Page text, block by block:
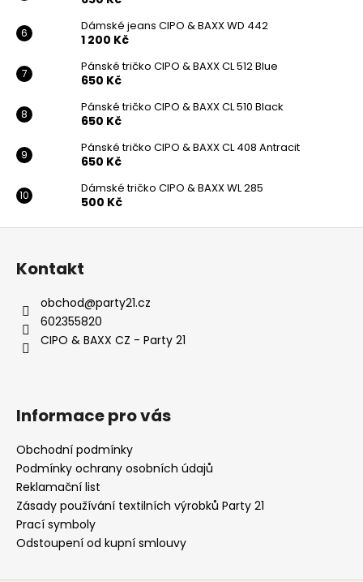
Dámské jeans CIPO & BAXX WD 442
1 200 Kč
Pánské tričko CIPO & BAXX CL 512 Blue
650 Kč
Pánské tričko CIPO & BAXX CL 510 Black
650 Kč
Pánské tričko CIPO & BAXX CL 408 Antracit
650 Kč
Dámské tričko CIPO & BAXX WL 285
500 Kč
Z
Kontakt
obchod@party21.cz
602355820
CIPO & BAXX CZ - Party 21
Informace pro vás
Obchodní podmínky
Podmínky ochrany osobních údajů
Reklamační list
Zásady používání textilních výrobků Party 21
Prací symboly
Odstoupení od kupní smlouvy